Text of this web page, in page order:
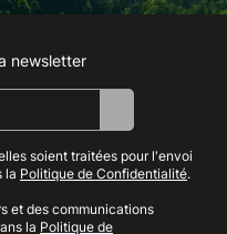
newsletter
soient traitées pour l'envoi
la Politique de Confidentialité.
et des communications
la Politique de